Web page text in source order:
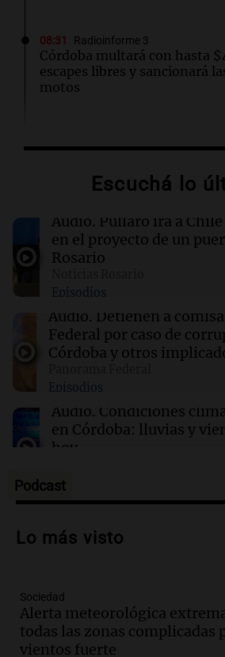
08:31 Radioinforme 3
Córdoba multará con hasta
escapes libres y sancionará
motos
Pakistán apoya el diálogo
08:21 Radioinforme 3 Rosario
Derrapó con su moto en 27
y terminó hospitalizado
08:18 Radioinforme 3 Rosario
Luis Juez defendió la ley de
"Hay mucho relato y poca
Estremecedor: el mensaje
dio un amigo al joven
en Chaco
Escuchá lo
Audio. Pullaro irá a
en el proyecto de un
Rosario
Episodios
Audio. Detienen a
Federal por caso de
Córdoba y otros
Episodios
Audio. Condiciones
en Córdoba: lluvias y
hoy
Episodios
Audio.Exposición
donaciones para
Audio.
Norte muestra una leve
para 10 personas
Podcast
Lo más visto
Sociedad
Alerta meteorológica
todas las zonas complicadas
vientos fuerte